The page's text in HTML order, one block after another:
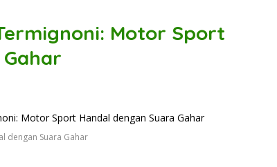
Motor Sport
dengan Suara Gahar